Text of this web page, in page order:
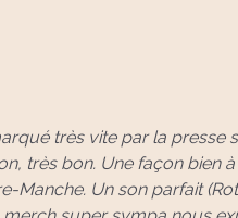
très vite par la presse
très bon. Une façon bien
Un son parfait